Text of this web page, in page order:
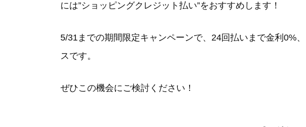
には”ショッピングクレジット払い”をおすすめします！
5/31までの期間限定キャンペーンで、24回払いまで金利0%
スです。
ぜひこの機会にご検討ください！